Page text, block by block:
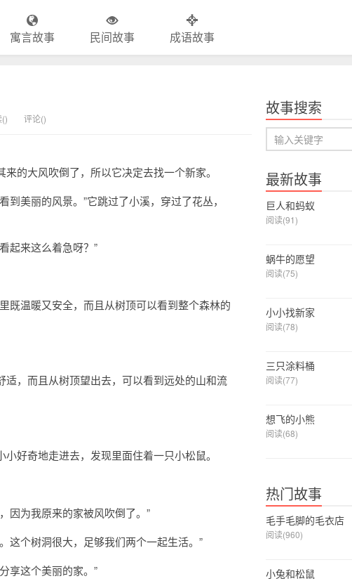
寓言故事 民间故事 成语故事
() 评论()
的大风吹倒了，所以它决定去找一个新家。
美丽的风景。”它跳过了小溪，穿过了花丛，
起来这么着急呀？”
既温暖又安全，而且从树顶可以看到整个森林的
，而且从树顶望出去，可以看到远处的山和流
好奇地走进去，发现里面住着一只小松鼠。
因为我原来的家被风吹倒了。”
这个树洞很大，足够我们两个一起生活。”
享这个美丽的家。”
故事搜索
最新故事
巨人和蚂蚁
阅读(91)
蜗牛的愿望
阅读(75)
小小找新家
阅读(78)
三只涂料桶
阅读(77)
想飞的小熊
阅读(68)
热门故事
毛手毛脚的毛衣店
阅读(960)
小兔和松鼠